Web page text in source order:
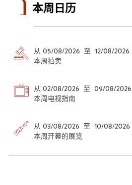
本周日历
从 05/08/2026 至 12/08/2026
本周拍卖
从 02/08/2026 至 09/08/2026
本周电视指南
从 03/08/2026 至 10/08/2026
本周开幕的展览